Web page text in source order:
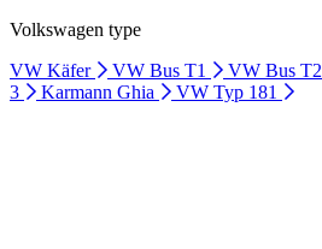
Volkswagen type
VW Käfer
VW Bus T1 VW Bus T2
3
Karmann Ghia VW Typ 181